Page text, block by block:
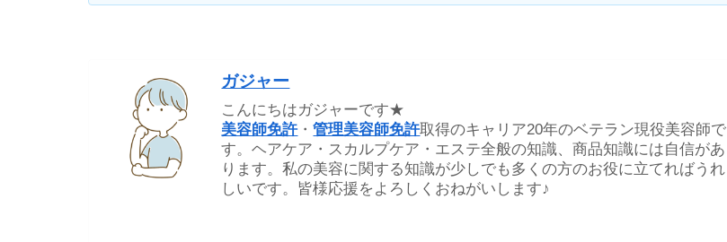
ガジャー
こんにちはガジャーです★
美容師免許・管理美容師免許取得のキャリア20年のベテラン現役美容師で
す。ヘアケア・スカルプケア・エステ全般の知識、商品知識には自信があ
ります。私の美容に関する知識が少しでも多くの方のお役に立てればうれ
しいです。皆様応援をよろしくおねがいします♪